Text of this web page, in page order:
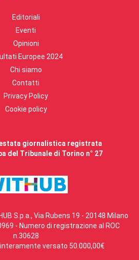
Editoriali
Eventi
Opinioni
Europee 2024
Chi siamo
Contatti
Privacy Policy
Cookie policy
giornalistica registrata
del Tribunale di Torino n° 27
S.p.a., Via Rubens 19 - 20148 Milano
- Numero di registrazione al ROC
n.30628
versato 50.000,00€